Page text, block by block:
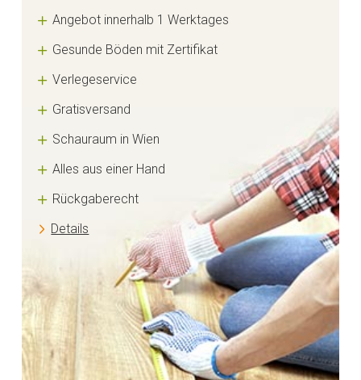
Angebot innerhalb 1 Werktages
Gesunde Böden mit Zertifikat
Verlegeservice
Gratisversand
Schauraum in Wien
Alles aus einer Hand
Rückgaberecht
Details